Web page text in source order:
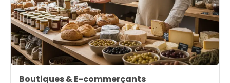
Boutiques & E-commerçants